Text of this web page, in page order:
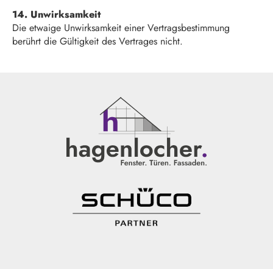
14. Unwirksamkeit
Die etwaige Unwirksamkeit einer Vertragsbestimmung
berührt die Gültigkeit des Vertrages nicht.